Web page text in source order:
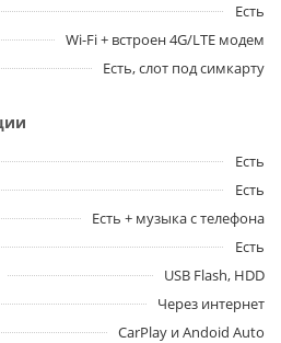
Есть
Wi-Fi + встроен 4G/LTE модем
Есть, слот под симкарту
Есть
Есть
Есть + музыка с телефона
Есть
USB Flash, HDD
Через интернет
CarPlay и Andoid Auto